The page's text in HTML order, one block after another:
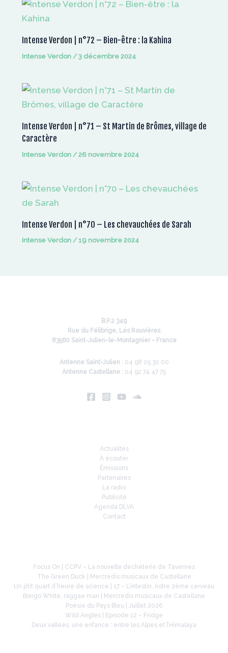
Intense Verdon | n°72 – Bien-être : la Kahina
Intense Verdon/3 décembre 2024
Intense Verdon | n°71 – St Martin de Brômes, village de
Caractère
Intense Verdon/26 novembre 2024
Intense Verdon | n°70 – Les chevauchées de Sarah
Intense Verdon/19 novembre 2024
B.P.2 349
Rue du Félibrige, Les Rouvières
83560 Saint-Julien-le-Montagnier - France
Antenne Saint-Julien : 04 98 05 30 00
Antenne Castellane : 04 92 74 47 75
Actualités
À écouter
Émissions
Partenaires
La radio
Publicité
Agenda DLVA
Contact
Focus On | CCPV – La nouvelle déchèterie de Tavernes
The Green Duck | Mercredis musicaux de Castellane
Un p’tit quart d’heure de science | 17 – L’intestin, notre 2ème cerveau
Bongo White, raggae man | Mercredis musicaux de Castellane
Poésie du Pays Bleu | Juillet 2026
Wild Angles | Episode 12 – Fridge
Deux vallées, une enfance : entre les Alpes et l’Himalaya